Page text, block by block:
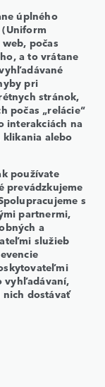
úplného
(Uniform
počas
a to vrátane
pri
stránok,
počas „relácie“
interakciách na
klikania alebo
používate
prevádzkujeme
s
partnermi,
a
služieb
vyhľadávaní,
nich dostávať